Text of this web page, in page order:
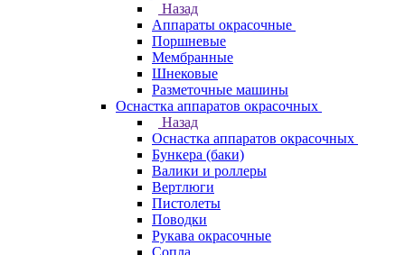
Назад
Аппараты окрасочные
Поршневые
Мембранные
Шнековые
Разметочные машины
Оснастка аппаратов окрасочных
Назад
Оснастка аппаратов окрасочных
Бункера (баки)
Валики и роллеры
Вертлюги
Пистолеты
Поводки
Рукава окрасочные
Сопла